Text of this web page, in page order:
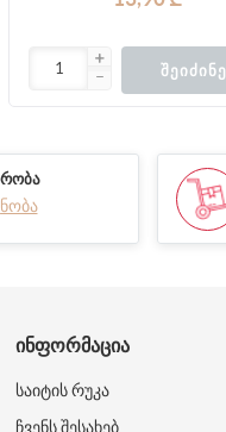
ᲨᲔᲘᲫᲘᲜᲔ
ᲘᲜᲤᲝᲠᲛᲐᲪᲘᲐ
საიტის რუკა
ჩვენს შესახებ